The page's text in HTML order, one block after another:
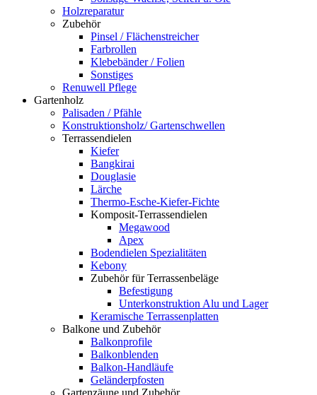
Holzreparatur
Zubehör
Pinsel / Flächenstreicher
Farbrollen
Klebebänder / Folien
Sonstiges
Renuwell Pflege
Gartenholz
Palisaden / Pfähle
Konstruktionsholz/ Gartenschwellen
Terrassendielen
Kiefer
Bangkirai
Douglasie
Lärche
Thermo-Esche-Kiefer-Fichte
Komposit-Terrassendielen
Megawood
Apex
Bodendielen Spezialitäten
Kebony
Zubehör für Terrassenbeläge
Befestigung
Unterkonstruktion Alu und Lager
Keramische Terrassenplatten
Balkone und Zubehör
Balkonprofile
Balkonblenden
Balkon-Handläufe
Geländerpfosten